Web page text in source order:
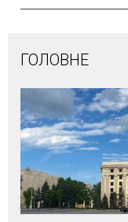
ГОЛОВНЕ